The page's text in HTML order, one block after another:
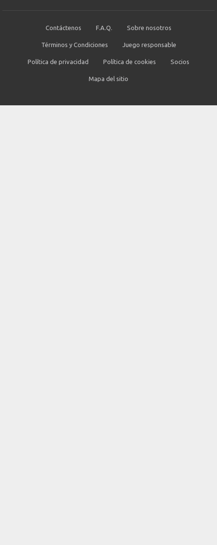
Contáctenos F.A.Q. Sobre nosotros
Términos y Condiciones Juego responsable
Política de privacidad Política de cookies Socios
Mapa del sitio